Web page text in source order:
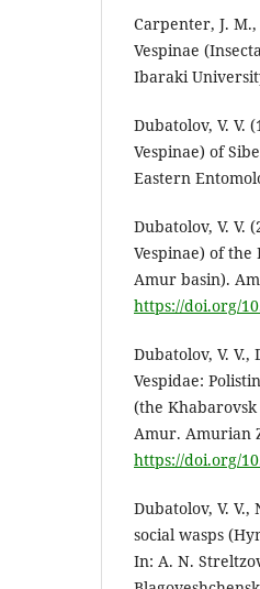
Carpenter, J.
Vespinae
Ibaraki
Dubatolov, V. V.
Vespinae) of
Eastern
Dubatolov, V. V.
Vespinae) of the
Amur basin).
https://doi.org/
Dubatolov, V.
Vespidae:
(the
Amur. Amurian
https://doi.org/
Dubatolov, V.
social wasps
In: A. N.